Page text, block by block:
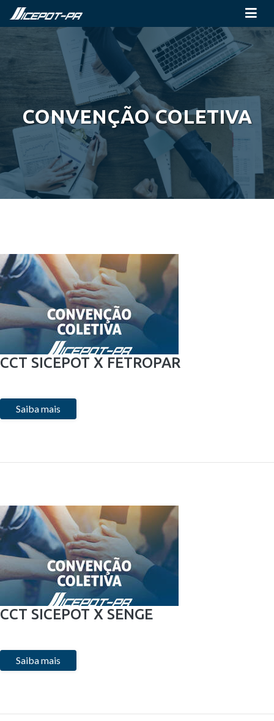
CONVENÇÃO COLETIVA
CCT SICEPOT X FETROPAR
Saiba mais
CCT SICEPOT X SENGE
Saiba mais